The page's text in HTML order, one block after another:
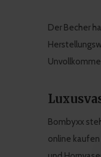
Der Becher
Bombyxx
online